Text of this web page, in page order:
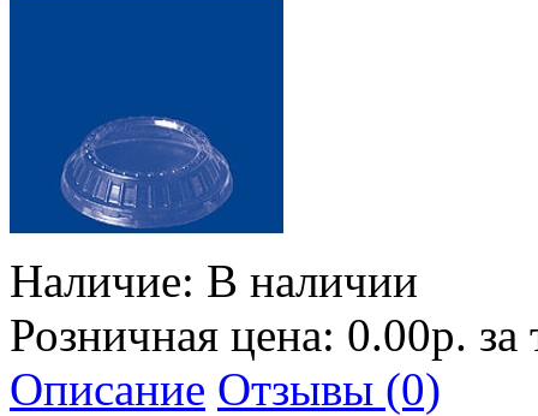
Наличие: В наличии
Розничная цена: 0.00р.
Описание Отзывы (0)